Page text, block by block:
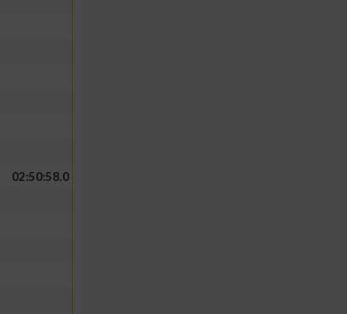
02:50:58.0